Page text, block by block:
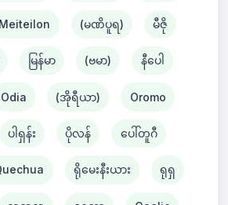
Meiteilon (မဏိပူရ) မီဇို
မြန်မာ (ဗမာ) နီပေါ
Odia (အိုရီယာ) Oromo
ပါရှန်း ပိုလန် ပေါ်တူဂီ
ရိုမေးနီးယား ရုရှ